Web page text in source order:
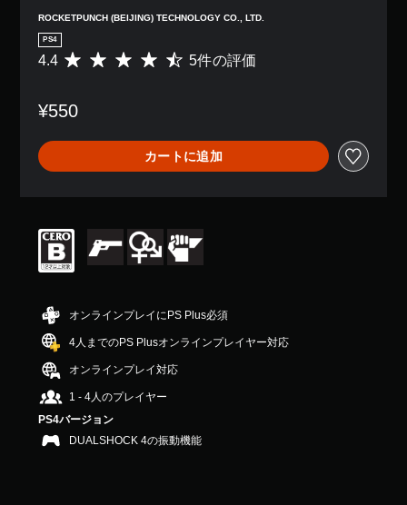
ROCKETPUNCH (BEIJING) TECHNOLOGY CO., LTD.
PS4
評
は
、
平
均
5
段
階
の
4
で
す
4.4 5件の評価
¥550
カートに追加
オンラインプレイにPS Plus必須
4人までのPS Plusオンラインプレイヤー対応
オンラインプレイ対応
1 - 4人のプレイヤー
PS4バージョン
DUALSHOCK 4の振動機能